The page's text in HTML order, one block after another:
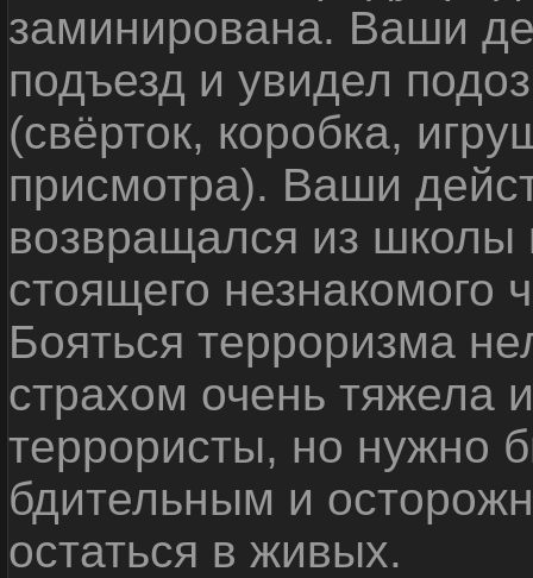
заминирована. Ваши
подъезд и увидел
(свёрток, коробка,
присмотра). Ваши
возвращался из школы
стоящего незнакомого
Бояться терроризма
страхом очень тяжела
террористы, но нужно
бдительным и
остаться в живых.